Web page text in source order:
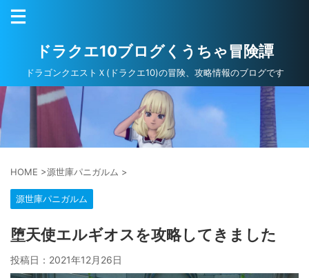
ドラクエ10ブログくうちゃ冒険譚
ドラゴンクエストＸ(ドラクエ10)の冒険、攻略情報のブログです
HOME >源世庫パニガルム >
源世庫パニガルム
堕天使エルギオスを攻略してきました
投稿日： 2021年12月26日